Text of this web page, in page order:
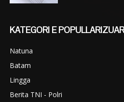
KATEGORI E POPULLARIZUAR
Natuna
Batam
Lingga
Berita TNI - Polri